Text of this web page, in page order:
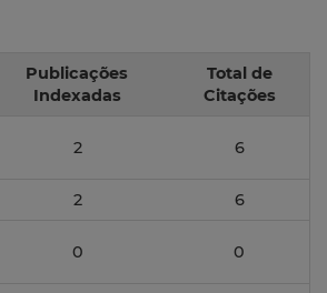
Publicações
Indexadas
Total de
Citações
2 6
2 6
0 0